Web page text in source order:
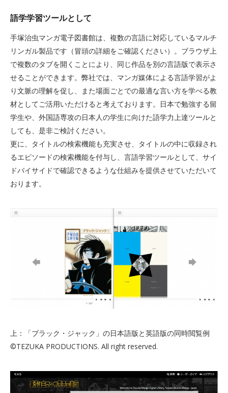
語学学習ツールとして
手塚治虫マンガ電子図書館は、複数の言語に対応しているマルチ
リンガル製品です（冒頭の詳細をご確認ください）。ブラウザ上
で複数のタブを開くことにより、同じ作品を別の言語版で表示さ
せることができます。弊社では、マンガ媒体による言語学習がよ
り文脈の理解を促し、また場面ごとでの最適な言い方を学べる教
材としてご活用いただけると考えております。日本で勉強する留
学生や、外国語専攻の日本人の学生に向けた語学力上達ツールと
しても、是非ご検討ください。
更に、タイトルの検索機能も充実させ、タイトルの中に収録され
るエピソードの検索機能を付与し、言語学習ツールとして、サイ
ドバイサイドで確認できるような仕組みを提供させていただいて
おります。
上：「ブラック・ジャック」の日本語版と英語版の同時閲覧例
©TEZUKA PRODUCTIONS. All right reserved.